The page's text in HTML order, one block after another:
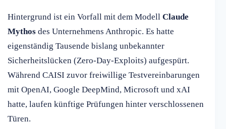
Hintergrund ist ein Vorfall mit dem Modell Claude
Mythos des Unternehmens Anthropic. Es hatte
eigenständig Tausende bislang unbekannter
Sicherheitslücken (Zero-Day-Exploits) aufgespürt.
Während CAISI zuvor freiwillige Testvereinbarungen
mit OpenAI, Google DeepMind, Microsoft und xAI
hatte, laufen künftige Prüfungen hinter verschlossenen
Türen.